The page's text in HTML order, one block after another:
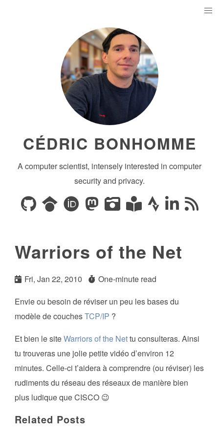
CÉDRIC BONHOMME
A computer scientist, intensely interested in computer
security and privacy.
Warriors of the Net
Fri, Jan 22, 2010
One-minute read
Envie ou besoin de réviser un peu les bases du
modèle de couchesTCP/IP ?
Et bien le siteWarriors of the Nettu consulteras. Ainsi
tu trouveras une jolie petite vidéo d’environ 12
minutes. Celle-ci t’aidera à comprendre (ou réviser) les
rudiments du réseau des réseaux de manière bien
plus ludique que CISCO 😉
Related Posts